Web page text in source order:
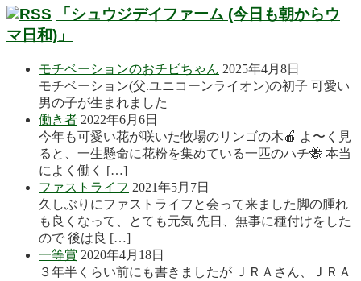
「シュウジデイファーム (今日も朝からウ
マ日和)」
モチベーションのおチビちゃん 2025年4月8日
モチベーション(父.ユニコーンライオン)の初子 可愛い
男の子が生まれました
働き者 2022年6月6日
今年も可愛い花が咲いた牧場のリンゴの木🍎 よ〜く見
ると、一生懸命に花粉を集めている一匹のハチ🐝 本当
によく働く […]
ファストライフ 2021年5月7日
久しぶりにファストライフと会って来ました脚の腫れ
も良くなって、とても元気 先日、無事に種付けをした
ので 後は良 […]
一等賞 2020年4月18日
３年半くらい前にも書きましたが ＪＲＡさん、ＪＲＡ